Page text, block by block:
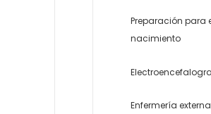
Preparación para
nacimiento
Enfermería externa